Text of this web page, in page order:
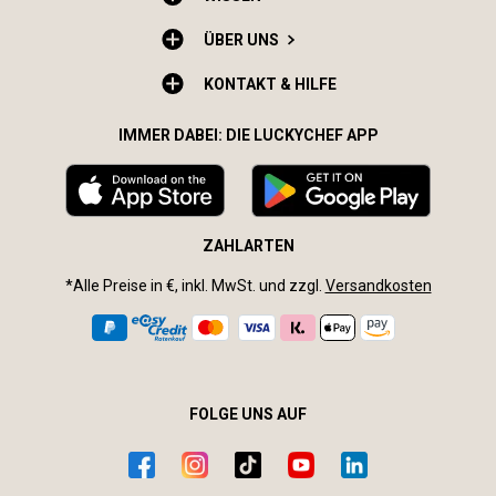
ÜBER UNS
KONTAKT & HILFE
IMMER DABEI: DIE LUCKYCHEF APP
ZAHLARTEN
*Alle Preise in €, inkl. MwSt. und zzgl. Versandkosten
FOLGE UNS AUF